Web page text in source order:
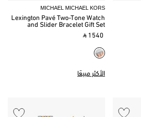
MICHAEL MICHAEL KORS
Lexington Pavé Two-Tone Watch
and Slider Bracelet Gift Set
‎ ⃁ 1540 ‎
الأكثر مبيعًا